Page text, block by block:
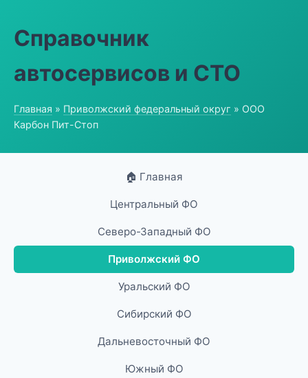
Справочник
автосервисов и СТО
Главная » Приволжский федеральный округ » ООО
Карбон Пит-Стоп
🏠 Главная
Центральный ФО
Северо-Западный ФО
Приволжский ФО
Уральский ФО
Сибирский ФО
Дальневосточный ФО
Южный ФО